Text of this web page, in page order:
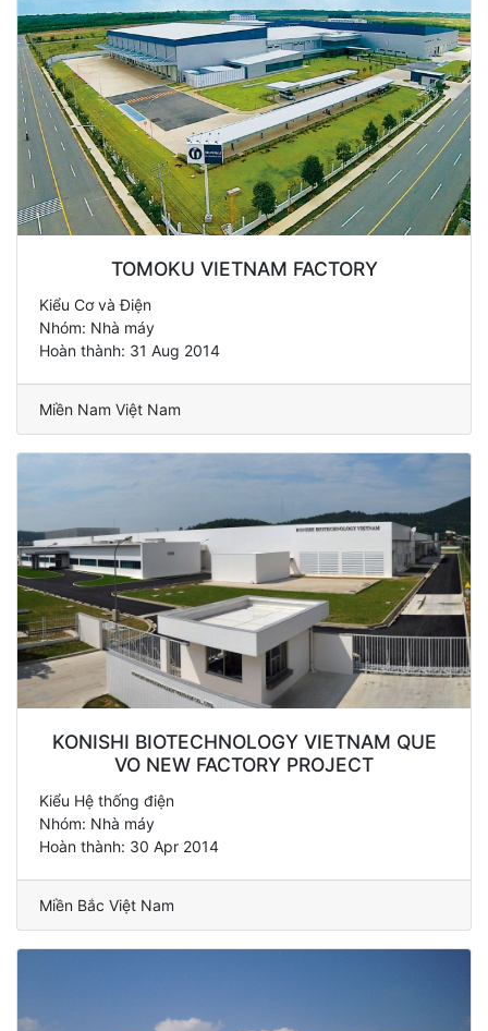
TOMOKU VIETNAM FACTORY
Kiểu Cơ và Điện
Nhóm: Nhà máy
Hoàn thành: 31 Aug 2014
Miền Nam Việt Nam
KONISHI BIOTECHNOLOGY VIETNAM QUE
VO NEW FACTORY PROJECT
Kiểu Hệ thống điện
Nhóm: Nhà máy
Hoàn thành: 30 Apr 2014
Miền Bắc Việt Nam